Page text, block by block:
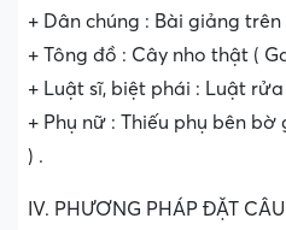
+ Dân chúng : Bài giảng trên
+ Tông đồ : Cây nho thật (
+ Luật sĩ, biệt phái : Luật rửa
+ Phụ nữ : Thiếu phụ bên bờ
) .
IV. PHƯƠNG PHÁP ĐẶT CÂU